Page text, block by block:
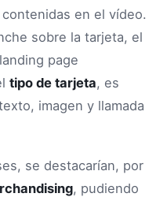
contenidas en el vídeo.
sobre la tarjeta, el
page
tipo de tarjeta, es
imagen y llamada
se destacarían, por
, pudiendo